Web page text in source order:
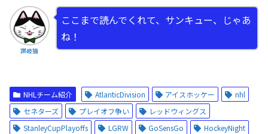
讃岐猫
ここまで読んでくれて、サンキュー、じゃあ
ね！
NHLチーム紹介 AtlanticDivision アイスホッケー
nhl
セネターズ
プレイオフ争い
レッドウィングス
StanleyCupPlayoffs
LGRW GoSensGo HockeyNight